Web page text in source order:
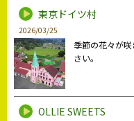
東京ドイツ村
2026/03/25
季節の花々が
さい。
OLLIE SWEETS